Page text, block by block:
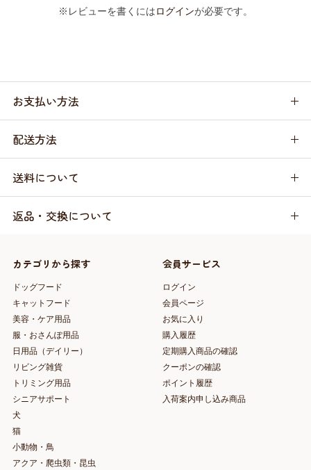
※レビューを書くにはログインが必要です。
お支払い方法
配送方法
送料について
返品・交換について
カテゴリから探す
ドッグフード
キャットフード
美容・ケア用品
服・おさんぽ用品
日用品（デイリー）
リビング雑貨
トリミング用品
シニアサポート
犬
猫
小動物・鳥
アクア・爬虫類・昆虫
会員サービス
ログイン
会員ページ
お気に入り
購入履歴
定期購入商品の確認
クーポンの確認
ポイント履歴
入荷案内申し込み商品